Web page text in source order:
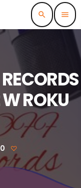
search menu
ROKU